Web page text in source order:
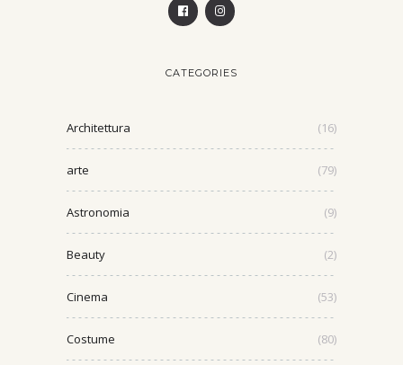
CATEGORIES
Architettura (16)
arte (79)
Astronomia (9)
Beauty (2)
Cinema (53)
Costume (80)